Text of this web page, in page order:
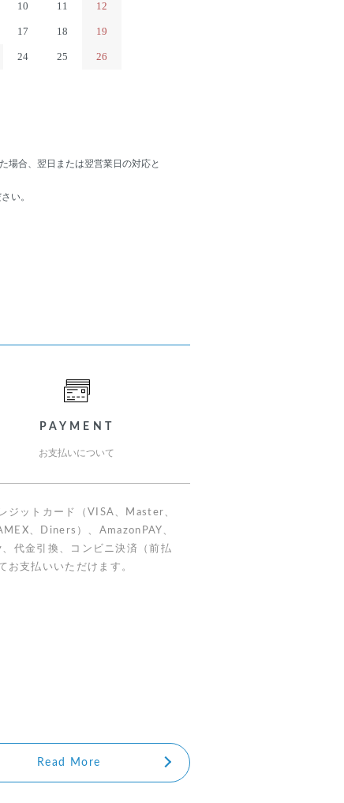
10 11 12
17 18 19
24 25 26
場合、翌日または翌営業日の対応と
い。
PAYMENT
お支払いについて
ジットカード（VISA、Master、
、Diners）、AmazonPAY、
、代金引換、コンビニ決済（前払
お支払いいただけます。
Read More